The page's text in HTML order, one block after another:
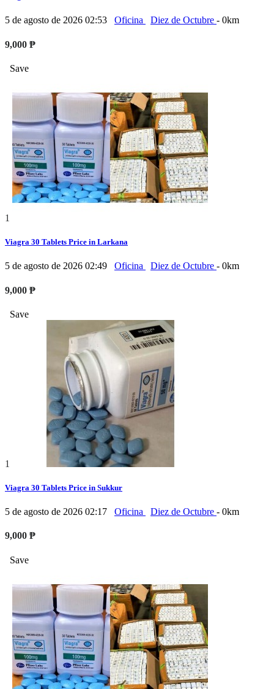
5 de agosto de 2026 02:53 Oficina Diez de Octubre - 0km
9,000 ₱
Save
1
Viagra 30 Tablets Price in Larkana
5 de agosto de 2026 02:49 Oficina Diez de Octubre - 0km
9,000 ₱
Save
1
Viagra 30 Tablets Price in Sukkur
5 de agosto de 2026 02:17 Oficina Diez de Octubre - 0km
9,000 ₱
Save